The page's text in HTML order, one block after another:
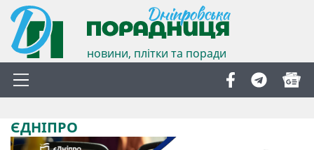
новини, плітки та поради
ЄДНІПРО